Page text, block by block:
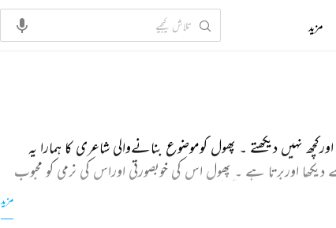
نہیں دیکھتے ۔ پھول کوموضوع بنانےوالی شاعری کا ہمارا یہ
اوربرتا ہے ۔ پھول اس کی خوبصورتی اوراس کی نرمی کو محبوب
اوربے ثباتیِ زندگی کی علامت بھی بنایا گیا ہے ۔ پھول کے ساتھمزید
مزید